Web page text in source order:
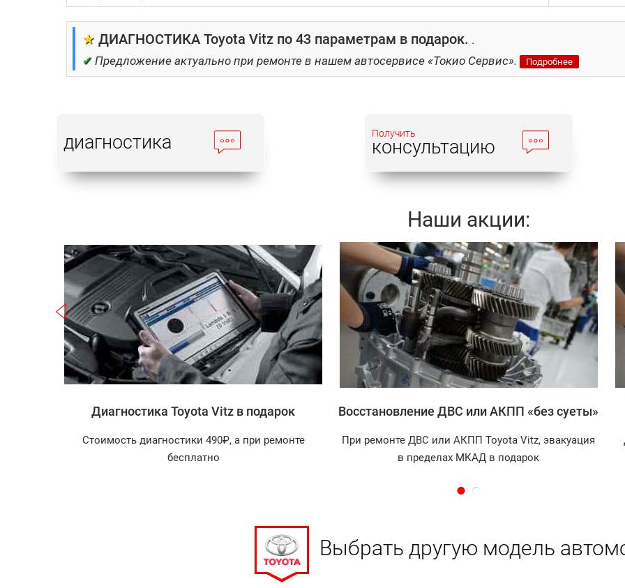
★ ДИАГНОСТИКА Toyota Vitz по 43 параметрам в подарок. .
✔ Предложение актуально при ремонте в нашем автосервисе «Токио Сервис». Подробнее
диагностика Получить
консультацию
Наши акции:
Записаться
Диагностика Toyota Vitz в подарок
Стоимость диагностики 490₽, а при ремонте
бесплатно
Записаться
Восстановление ДВС или АКПП «без суеты»
При ремонте ДВС или АКПП Toyota Vitz, эвакуация
в пределах МКАД в подарок
Выбрать другую модель